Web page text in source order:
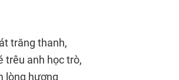
trăng thanh,
trêu anh học trò,
lòng hương